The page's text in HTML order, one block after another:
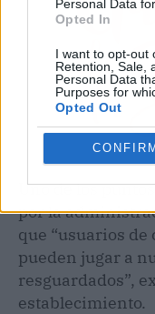
Personal Data
Opted In
I want to opt-out
Retention, Sale,
Personal Data
Purposes for
Opted Out
CONFIRM
Uno de los
por la
que “usuarios
pueden jugar a
resguardados”,
establecimiento.